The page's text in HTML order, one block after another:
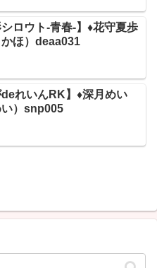
ロウト-青春-】♦花守夏歩
かほ）deaa031
れいんRK】♦深月めい
い）snp005